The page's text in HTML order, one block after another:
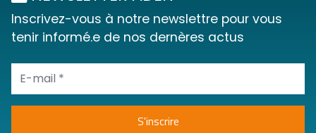
Inscrivez-vous à notre newslettre pour vous
tenir informé.e de nos dernères actus